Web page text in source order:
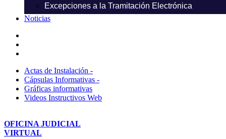
Excepciones a la Tramitación Electrónica
Noticias
Actas de Instalación -
Cápsulas Informativas -
Gráficas informativas
Videos Instructivos Web
OFICINA JUDICIAL
VIRTUAL